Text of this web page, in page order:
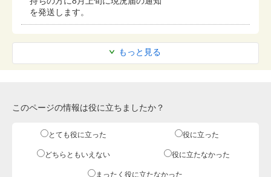
もっと見る
を発送します。
このページの情報は役に立ちましたか？
とても役に立った 役に立った
どちらともいえない 役に立たなかった
まったく役に立たなかった